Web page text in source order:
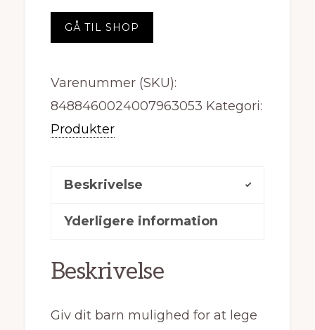
GÅ TIL SHOP
Varenummer (SKU):
8488460024007963053 Kategori:
Produkter
Beskrivelse
Yderligere information
Beskrivelse
Giv dit barn mulighed for at lege